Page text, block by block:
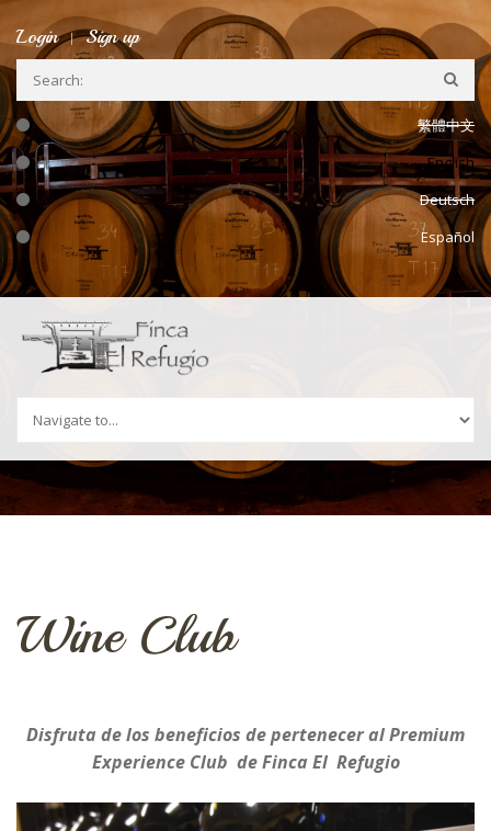
Skip to navigation
Skip to main content
Login Sign up
繁體中文
English
Deutsch
Español
Wine Club
Disfruta de los beneficios de pertenecer al Premium
Experience Club de Finca El Refugio